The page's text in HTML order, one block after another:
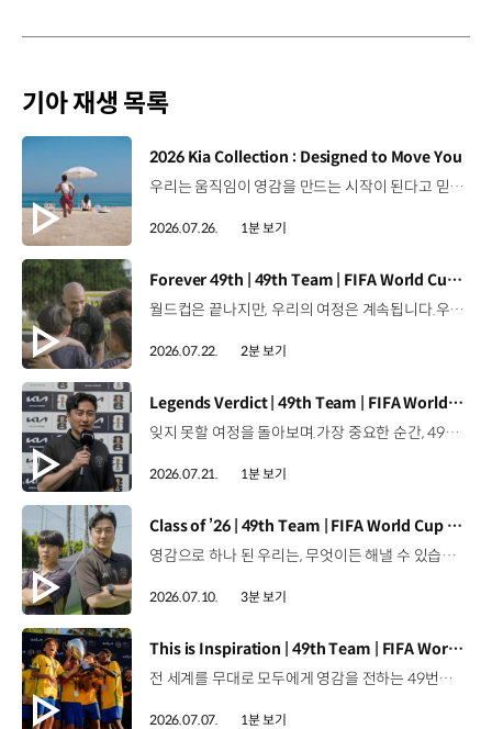
기아 재생 목록
[동영상]
2026 Kia Collection : Designed to Move You
우리는 움직임이 영감을 만드는 시작이 된다고 믿습니다. 기아만의 Movement로 당신의 일상에 영감을 더해줄 2026 Kia Collection을 만나보세요. Designed to move you. Kia Collection 자세히 보기 ▶ #Kia #기아 #KiaCollection #기아컬렉션 #Designedtomoveyou #lifestyle
2026.07.26. 1분 보기
[동영상]
Forever 49th | 49th Team | FIFA World Cup 2026™
월드컵은 끝나지만, 우리의 여정은 계속됩니다.우리는 영원한 49번째 팀입니다. 자세히 보기 ▶ #Kia #InspirationConnectsUsAll #49thTeam #OMBC #FIFAWorldCup2026 유튜브 쇼츠 보기 >
2026.07.22. 2분 보기
[동영상]
Legends Verdict | 49th Team | FIFA World Cup 2026™
잊지 못할 여정을 돌아보며.가장 중요한 순간, 49번째 팀이 공을 건네며 완벽하게 임무를 해낸 그 순간을 함께 돌아봅니다. 자세히 보기 ▶ #Kia #InspirationConnectsUsAll #49thTeam #OMBC #FIFAWorldCup2026 유튜브 쇼츠 보기 >
2026.07.21. 1분 보기
[동영상]
Class of ’26 | 49th Team | FIFA World Cup 2026™
영감으로 하나 된 우리는, 무엇이든 해낼 수 있습니다.세계 곳곳에서 모인 2026년의 주인공들이 FIFA 월드컵™ 오피셜 매치볼 캐리어로 꿈의 무대에 섰습니다. 자세히 보기 ▶ #Kia #InspirationConnectsUsAll #49thTeam #OMBC #FIFAWorldCup2026 유튜브 쇼츠 보기 >
2026.07.10. 3분 보기
[동영상]
This is Inspiration | 49th Team | FIFA World Cup 2026™
전 세계를 무대로 모두에게 영감을 전하는 49번째 팀.FIFA 월드컵 2026™을 향한 여정 속, 이제 사람들의 시선은 이 어린 스타들에게 향합니다. 자세히 보기 ▶ #Kia #InspirationConnectsUsAll #49thTeam #OMBC #FIFAWorldCup2026 유튜브 쇼츠 보기 >
2026.07.07. 1분 보기